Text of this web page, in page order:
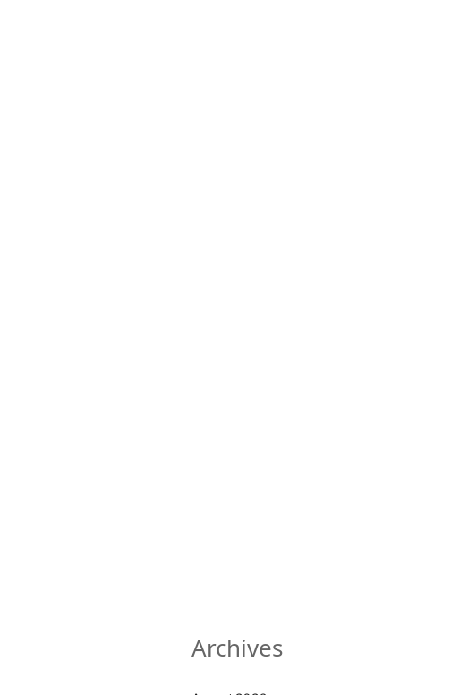
Archives